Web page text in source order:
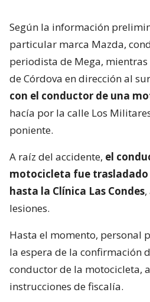
Según la información
particular marca Mazda,
periodista de Mega,
de Córdova en dirección al
con el conductor de una
hacía por la calle Los
poniente.
A raíz del accidente, el
motocicleta fue trasladado
hasta la Clínica Las Condes
lesiones.
Hasta el momento, personal
la espera de la confirmación
conductor de la motocicleta,
instrucciones de fiscalía.